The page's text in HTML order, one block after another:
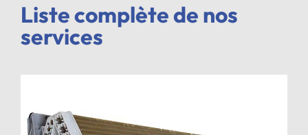
Liste complète de nos
services